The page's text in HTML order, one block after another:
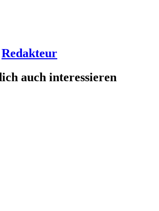
Redakteur
auch interessieren